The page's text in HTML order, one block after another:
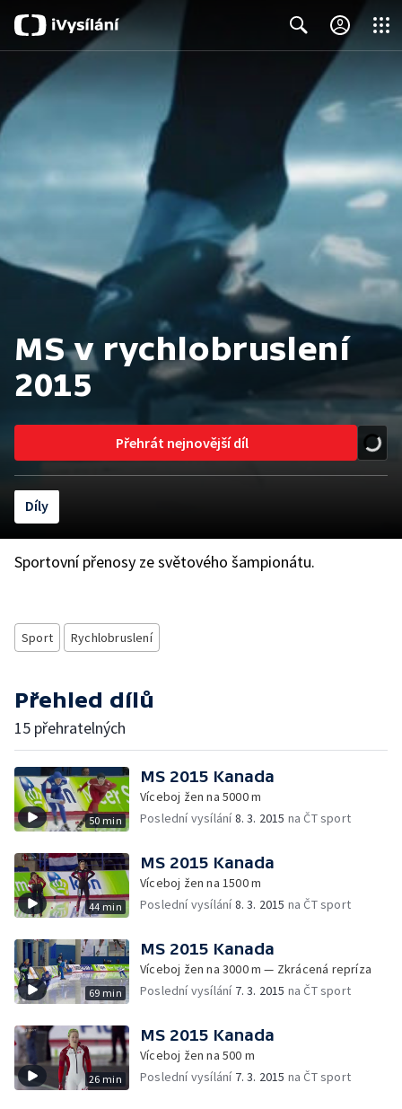
MS v rychlobruslení
2015
Přehrát nejnovější díl
Díly
Sportovní přenosy ze světového šampionátu.
Sport Rychlobruslení
Přehled dílů
15 přehratelných
50 min
MS 2015 Kanada
Víceboj žen na 5000 m
Poslední vysílání8. 3. 2015 na ČT sport
44 min
MS 2015 Kanada
Víceboj žen na 1500 m
Poslední vysílání8. 3. 2015 na ČT sport
69 min
MS 2015 Kanada
Víceboj žen na 3000 m — Zkrácená repríza
Poslední vysílání 7. 3. 2015 na ČT sport
26 min
MS 2015 Kanada
Víceboj žen na 500 m
Poslední vysílání 7. 3. 2015 na ČT sport